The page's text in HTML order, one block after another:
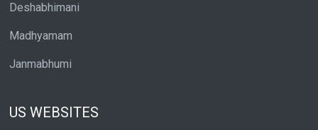
Deshabhimani
Madhyamam
Janmabhumi
US WEBSITES